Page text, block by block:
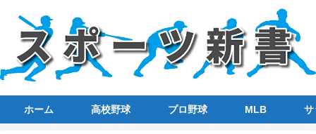
ホーム 高校野球 プロ野球 MLB サ